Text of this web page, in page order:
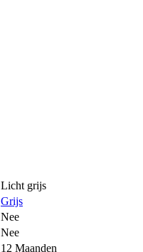
Licht grijs
Grijs
Nee
Nee
12 Maanden